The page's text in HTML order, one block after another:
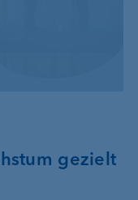
gezielt